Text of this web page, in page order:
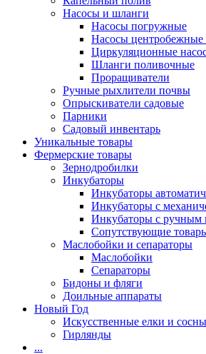
Насосы и шланги
Насосы погружные
Насосы центробежные
Циркуляционные
Шланги поливочные
Проращиватели
Ручные рыхлители почвы
Опрыскиватели садовые
Парники
Садовый инвентарь
Уникальные товары
Фермерские товары
Зернодробилки
Инкубаторы
Инкубаторы
Инкубаторы с
Инкубаторы с ручным
Сопутствующие
Маслобойки и сепараторы
Маслобойки
Сепараторы
Бидоны и фляги
Доильные аппараты
Новый Год
Искусственные елки и сосны
Гирлянды
...